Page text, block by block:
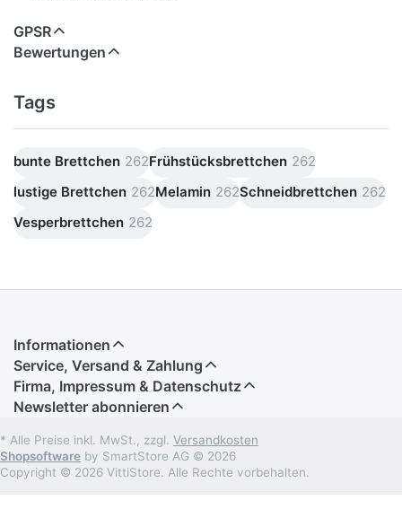
GPSR
Bewertungen
Tags
bunte Brettchen 262Frühstücksbrettchen 262
lustige Brettchen 262Melamin 262Schneidbrettchen 262
Vesperbrettchen 262
Informationen
Service, Versand & Zahlung
Firma, Impressum & Datenschutz
Newsletter abonnieren
* Alle Preise inkl. MwSt., zzgl. Versandkosten
Shopsoftware by SmartStore AG © 2026
Copyright © 2026 VittiStore. Alle Rechte vorbehalten.